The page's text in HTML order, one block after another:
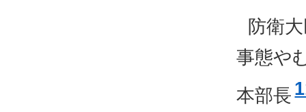
防衛
事態や
本部長